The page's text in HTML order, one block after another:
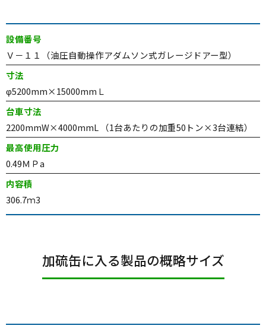
設備番号
Ｖ－１１（油圧自動操作アダムソン式ガレージドアー型）
寸法
φ5200mm×15000mmＬ
台車寸法
2200mmW×4000mmL （1台あたりの加重50トン×3台連結）
最高使用圧力
0.49ＭＰa
内容積
306.7ｍ3
加硫缶に入る製品の概略サイズ